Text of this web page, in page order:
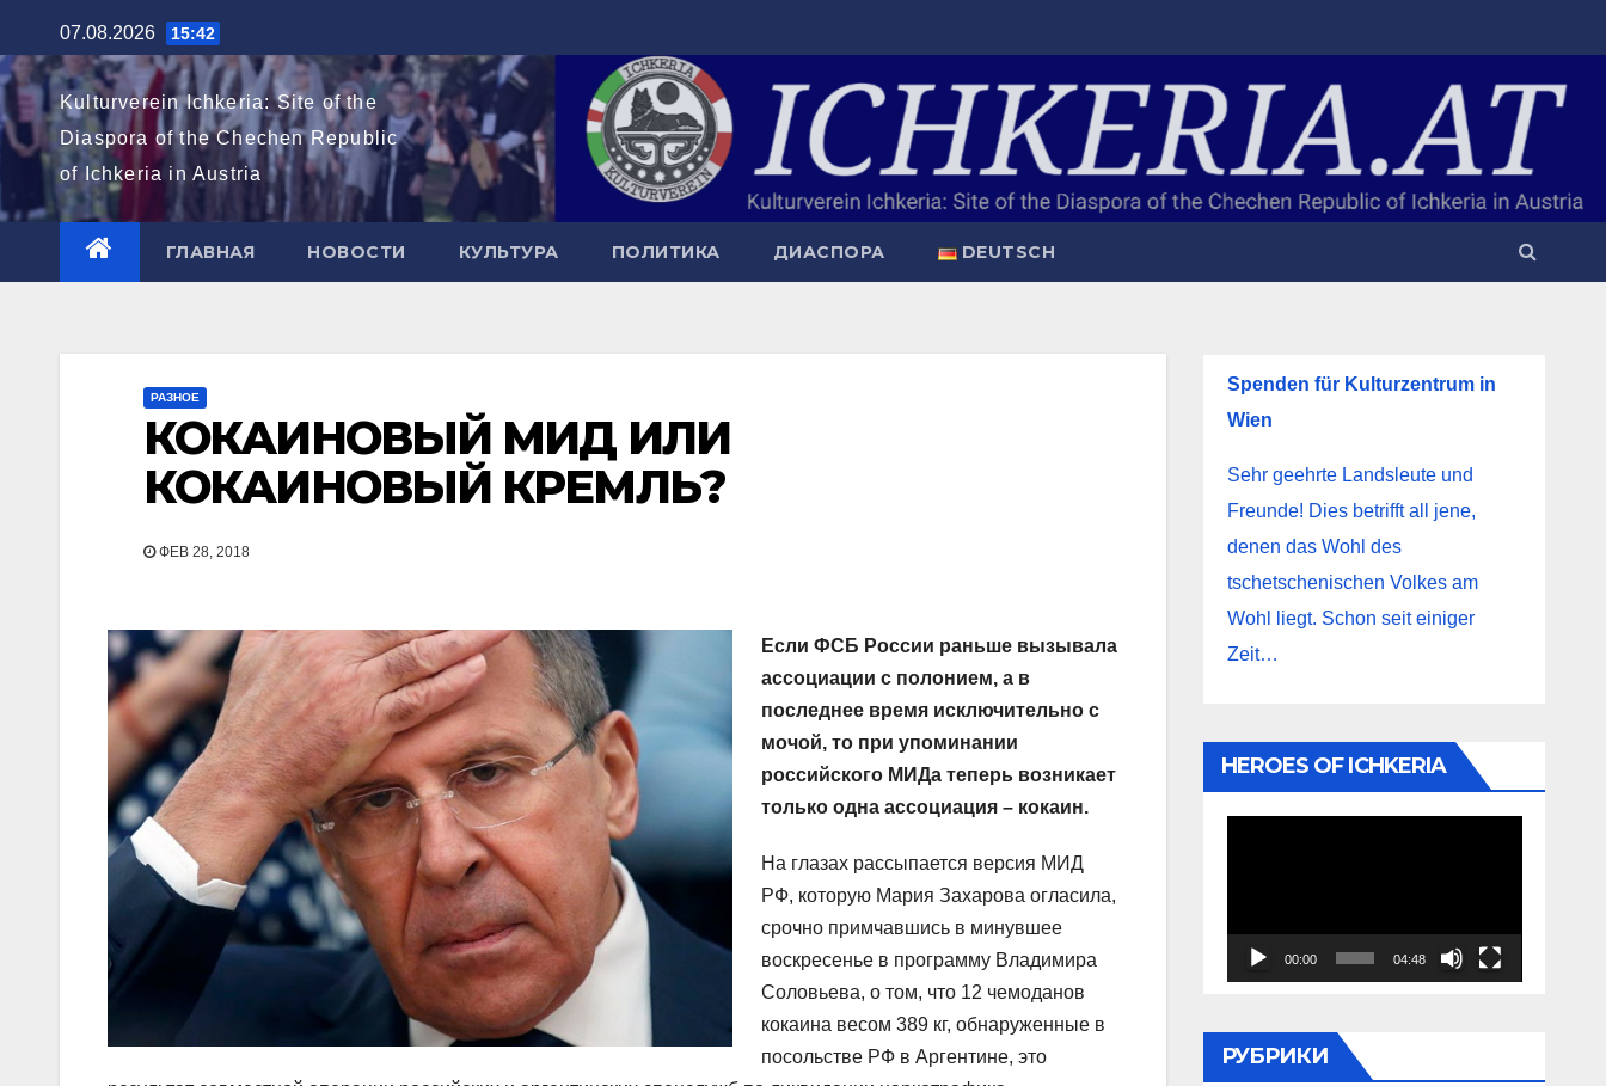
к
содержимому
07.08.2026 15:42
Kulturverein Ichkeria: Site of the
Diaspora of the Chechen Republic
of Ichkeria in Austria
ГЛАВНАЯ НОВОСТИ КУЛЬТУРА ПОЛИТИКА ДИАСПОРА DEUTSCH
РАЗНОЕ
КОКАИНОВЫЙ МИД ИЛИ
КОКАИНОВЫЙ КРЕМЛЬ?
ФЕВ 28, 2018
Если ФСБ России раньше вызывала
ассоциации с полонием, а в
последнее время исключительно с
мочой, то при упоминании
российского МИДа теперь возникает
только одна ассоциация – кокаин.
На глазах рассыпается версия МИД
РФ, которую Мария Захарова огласила,
срочно примчавшись в минувшее
воскресенье в программу Владимира
Соловьева, о том, что 12 чемоданов
кокаина весом 389 кг, обнаруженные в
посольстве РФ в Аргентине, это
Spenden für Kulturzentrum in
Wien
Sehr geehrte Landsleute und
Freunde! Dies betrifft all jene,
denen das Wohl des
tschetschenischen Volkes am
Wohl liegt. Schon seit einiger
Zeit…
HEROES OF ICHKERIA
00:00 04:48
РУБРИКИ